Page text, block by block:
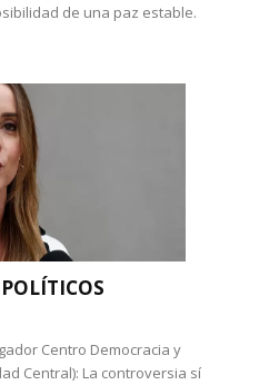
de una paz estable.
Centro Democracia y
Central): La controversia sí